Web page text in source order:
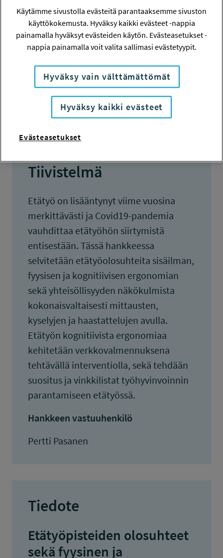
TYÖSUOJELURAHASTON PÄÄTÖS
1.12.2020
140 000 euroa
187 176 euroa
TULOKSET VALMISTUNEET
20.4.2023
Tiivistelmä
Etätyö on lisääntynyt viime vuosina
merkittävästi ja Covid19-pandemia
vauhdittaa etätyöhön siirtymistä
entisestään. Tässä hankkeessa
selvitetään etätyöolosuhteita sisäilman,
fyysisen ja kognitiivisen ergonomian
sekä yhteisöllisyyden näkökulmista
kokonaisvaltaisesti mittausten,
kyselyjen ja haastattelujen avulla.
Etätyön kognitiivista ergonomiaa
kehitetään verkkovalmennuksena
tehtävällä interventiolla, sekä tehdään
suositus ja vinkkilistat työhyvinvoinnin
parantamiseen etätyössä.
Hankkeen vastuuhenkilö
Pertti Pasanen
Tiedote
Etätyöpisteiden olosuhteet
sekä fyysinen ja
Käytämme sivustolla evästeitä parantaaksemme sivuston
käyttökokemusta. Hyväksy kaikki evästeet -nappia
painamalla hyväksyt evästeiden käytön. Evästeasetukset -
nappia painamalla voit valita sallimasi evästetyypit.
Hyväksy vain välttämättömät
Hyväksy kaikki evästeet
Evästeasetukset